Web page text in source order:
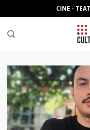
to
content
CINE -